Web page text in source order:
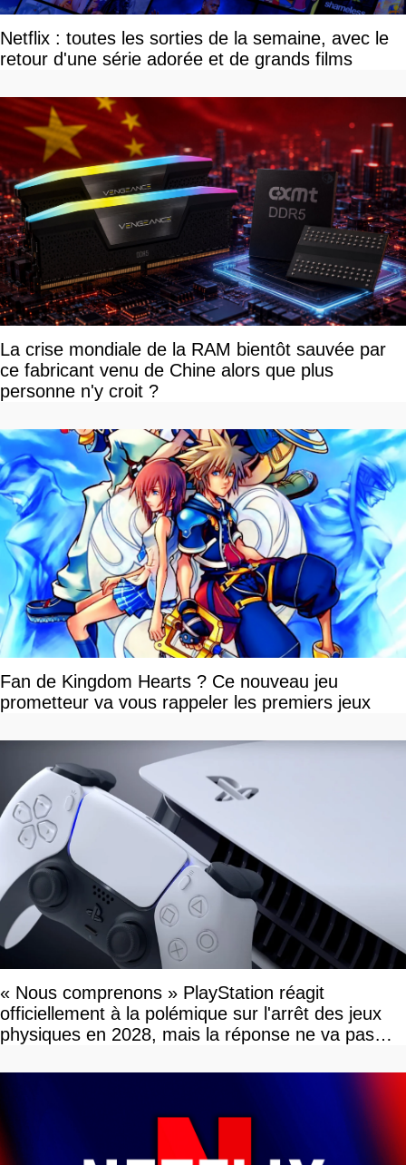
Netflix : toutes les sorties de la semaine, avec le
retour d'une série adorée et de grands films
La crise mondiale de la RAM bientôt sauvée par
ce fabricant venu de Chine alors que plus
personne n'y croit ?
Fan de Kingdom Hearts ? Ce nouveau jeu
prometteur va vous rappeler les premiers jeux
« Nous comprenons » PlayStation réagit
officiellement à la polémique sur l'arrêt des jeux
physiques en 2028, mais la réponse ne va pas